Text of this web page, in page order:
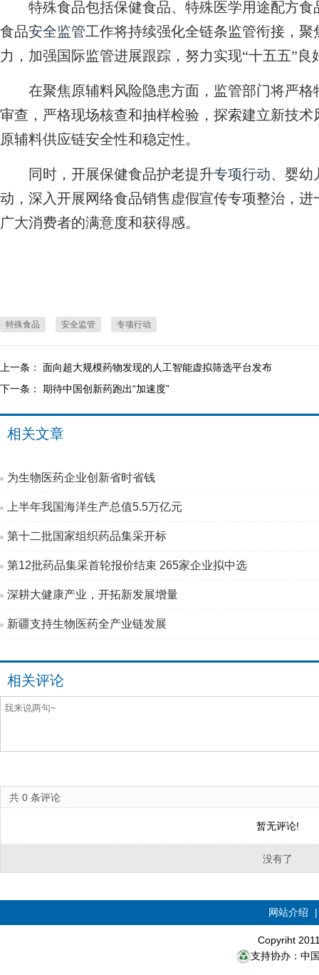
特殊食品包括保健食品、特殊医学用途配方食
食品安全监管工作将持续强化全链条监管衔接，
力，加强国际监管进展跟踪，努力实现“十五五”良
在聚焦原辅料风险隐患方面，监管部门将严格
审查，严格现场核查和抽样检验，探索建立新技
原辅料供应链安全性和稳定性。
同时，开展保健食品护老提升专项行动、婴幼
动，深入开展网络食品销售虚假宣传专项整治，
广大消费者的满意度和获得感。
特殊食品 安全监管 专项行动
上一条： 面向超大规模药物发现的人工智能虚拟筛选平台发布
下一条： 期待中国创新药跑出“加速度”
相关文章
为生物医药企业创新省时省钱
上半年我国海洋生产总值5.5万亿元
第十二批国家组织药品集采开标
第12批药品集采首轮报价结束 265家企业拟中选
深耕大健康产业，开拓新发展增量
新疆支持生物医药全产业链发展
相关评论
共 0 条评论
暂无评论!
没有了
网站介绍
Copyriht
支持协办：中